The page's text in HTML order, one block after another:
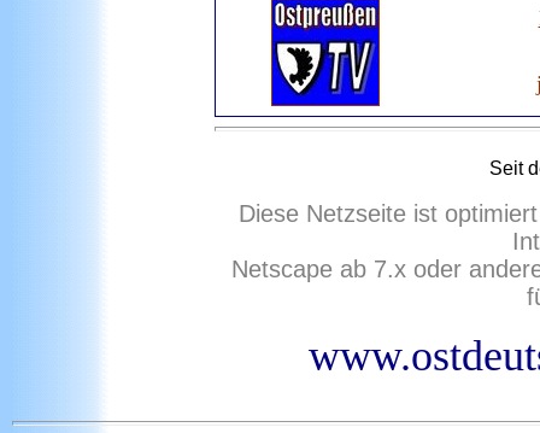
Seit
Diese Netzseite ist
Netscape ab 7.x oder